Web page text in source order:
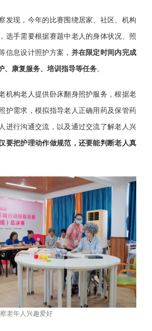
发现，今年的比赛围绕居家、社区、机构
选手需要根据赛题中老人的身体状况、照
信息设计照护方案， 并在限定时间内完成
、康复服务、培训指导等任务。
机构老人提供卧床翻身照护服务，根据老
护需求，模拟指导老人正确用药及保管药
进行沟通交流，以及通过交流了解老人兴
要把护理动作做规范，还要能判断老人真
老年人兴趣爱好